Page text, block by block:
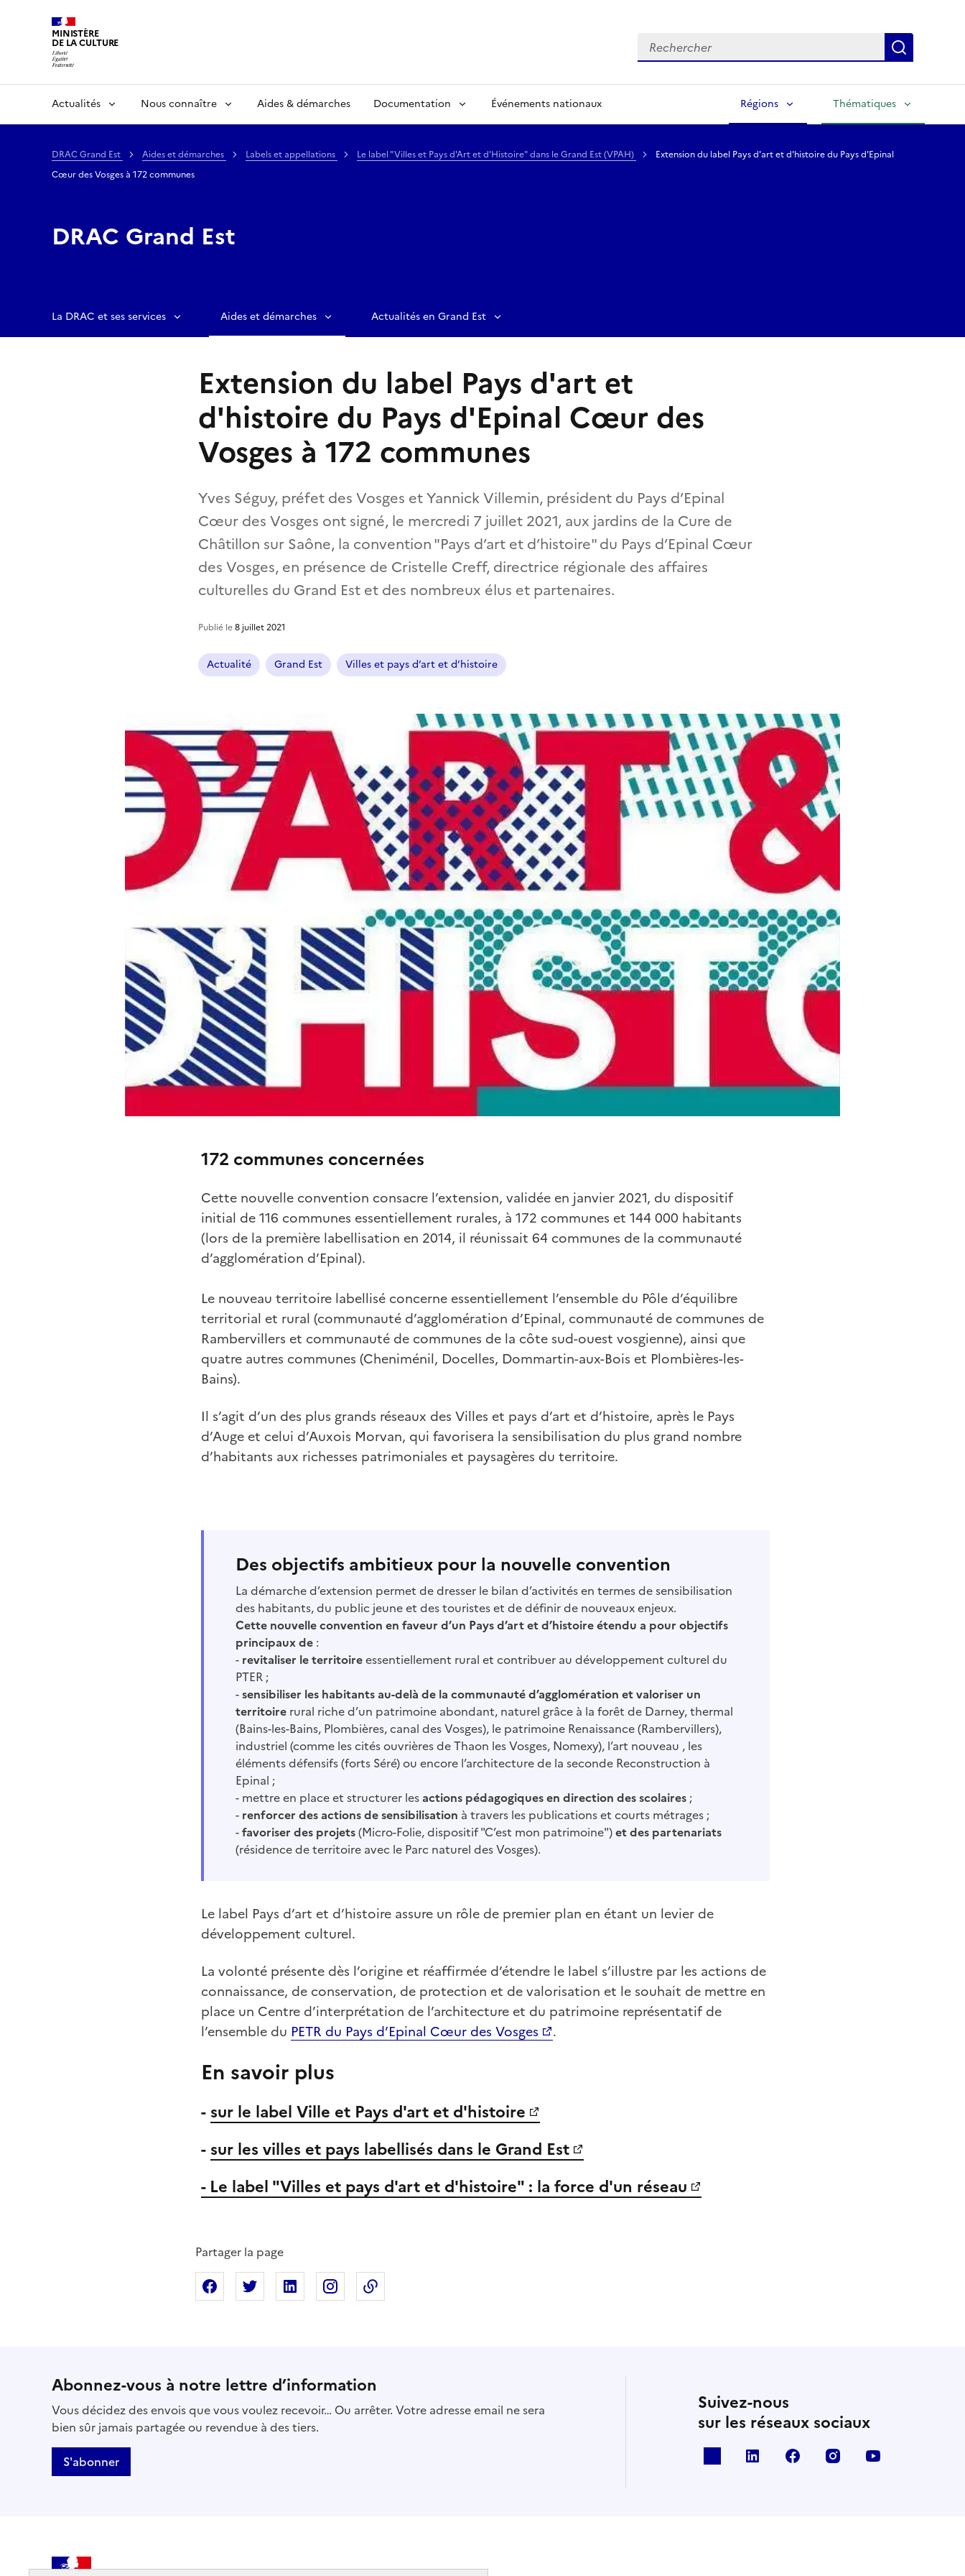
MINISTÈRE
DE LA CULTURE Rechercher
Actualités Nous connaître Aides & démarches Documentation Événements nationaux Régions Thématiques
DRAC Grand Est Aides et démarches Labels et appellations Le label "Villes et Pays d'Art et d'Histoire" dans le Grand Est (VPAH)
Extension du label Pays d'art et d'histoire du Pays d'Epinal
Cœur des Vosges à 172 communes
DRAC Grand Est
La DRAC et ses services Aides et démarches Actualités en Grand Est
Extension du label Pays d'art et
d'histoire du Pays d'Epinal Cœur des
Vosges à 172 communes
Yves Séguy, préfet des Vosges et Yannick Villemin, président du Pays d’Epinal
Cœur des Vosges ont signé, le mercredi 7 juillet 2021, aux jardins de la Cure de
Châtillon sur Saône, la convention "Pays d’art et d’histoire" du Pays d’Epinal Cœur
des Vosges, en présence de Cristelle Creff, directrice régionale des affaires
culturelles du Grand Est et des nombreux élus et partenaires.
Publié le8 juillet 2021
Actualité Grand Est Villes et pays d’art et d’histoire
172 communes concernées
Cette nouvelle convention consacre l’extension, validée en janvier 2021, du dispositif
initial de 116 communes essentiellement rurales, à 172 communes et 144 000 habitants
(lors de la première labellisation en 2014, il réunissait 64 communes de la communauté
d’agglomération d’Epinal).
Le nouveau territoire labellisé concerne essentiellement l’ensemble du Pôle d’équilibre
territorial et rural (communauté d’agglomération d’Epinal, communauté de communes de
Rambervillers et communauté de communes de la côte sud-ouest vosgienne), ainsi que
quatre autres communes (Cheniménil, Docelles, Dommartin-aux-Bois et Plombières-les-
Bains).
Il s’agit d’un des plus grands réseaux des Villes et pays d’art et d’histoire, après le Pays
d’Auge et celui d’Auxois Morvan, qui favorisera la sensibilisation du plus grand nombre
d’habitants aux richesses patrimoniales et paysagères du territoire.
Des objectifs ambitieux pour la nouvelle convention
La démarche d’extension permet de dresser le bilan d’activités en termes de sensibilisation
des habitants, du public jeune et des touristes et de définir de nouveaux enjeux.
Cette nouvelle convention en faveur d’un Pays d’art et d’histoire étendu a pour objectifs
principaux de :
- revitaliser le territoireessentiellement rural et contribuer au développement culturel du
PTER ;
-sensibiliser les habitants au-delà de la communauté d’agglomération et valoriser un
territoire rural riche d’un patrimoine abondant, naturel grâce à la forêt de Darney, thermal
(Bains-les-Bains, Plombières, canal des Vosges), le patrimoine Renaissance (Rambervillers),
industriel (comme les cités ouvrières de Thaon les Vosges, Nomexy), l’art nouveau , les
éléments défensifs (forts Séré) ou encore l’architecture de la seconde Reconstruction à
Epinal ;
- mettre en place et structurer lesactions pédagogiques en direction des scolaires ;
- renforcer des actions de sensibilisation à travers les publications et courts métrages ;
-favoriser des projets(Micro-Folie, dispositif "C’est mon patrimoine")et des partenariats
(résidence de territoire avec le Parc naturel des Vosges).
Le label Pays d’art et d’histoire assure un rôle de premier plan en étant un levier de
développement culturel.
La volonté présente dès l’origine et réaffirmée d’étendre le label s’illustre par les actions de
connaissance, de conservation, de protection et de valorisation et le souhait de mettre en
place un Centre d’interprétation de l’architecture et du patrimoine représentatif de
l’ensemble du PETR du Pays d’Epinal Cœur des Vosges .
En savoir plus
- sur le label Ville et Pays d'art et d'histoire
- sur les villes et pays labellisés dans le Grand Est
- Le label "Villes et pays d'art et d'histoire" : la force d'un réseau
Partager la page
Partager sur Facebook
Partager sur XPartager sur Linkedin
Partager sur Instagram
Abonnez-vous à notre lettre d’information
Vous décidez des envois que vous voulez recevoir… Ou arrêter. Votre adresse email ne sera
bien sûr jamais partagée ou revendue à des tiers.
S'abonner
Suivez-nous
sur les réseaux sociaux
linkedin facebook instagram